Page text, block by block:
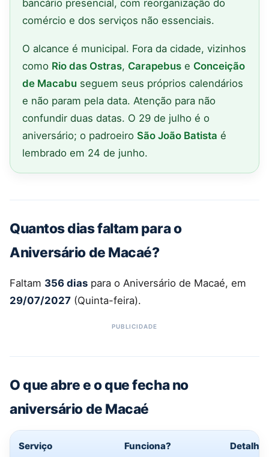
bancário presencial, com reorganização do
comércio e dos serviços não essenciais.
O alcance é municipal. Fora da cidade, vizinhos
como Rio das Ostras, Carapebus e Conceição
de Macabu seguem seus próprios calendários
e não param pela data. Atenção para não
confundir duas datas. O 29 de julho é o
aniversário; o padroeiro São João Batista é
lembrado em 24 de junho.
Quantos dias faltam para o
Aniversário de Macaé?
Faltam 356 dias para o Aniversário de Macaé, em
29/07/2027 (Quinta-feira).
O que abre e o que fecha no
aniversário de Macaé
Serviço Funciona? Detalhe